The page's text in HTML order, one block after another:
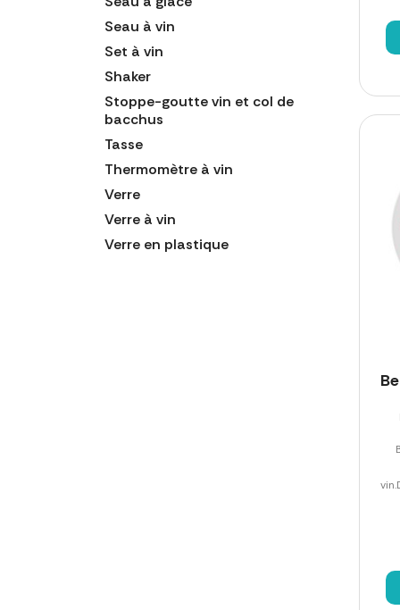
Seau à vin
Set à vin
Shaker
Stoppe-goutte vin et col de
bacchus
Tasse
Thermomètre à vin
Verre
Verre à vin
Verre en plastique